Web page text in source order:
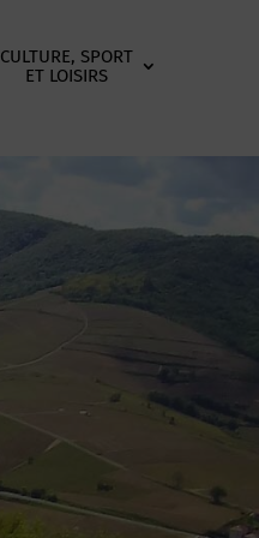
CULTURE, SPORT
ET LOISIRS